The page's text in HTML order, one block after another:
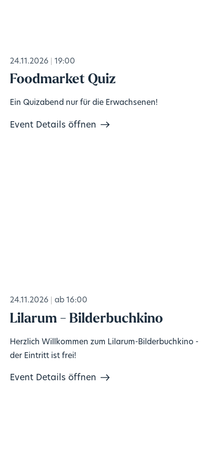
24.11.2026 19:00
Foodmarket Quiz
Ein Quizabend nur für die Erwachsenen!
Event Details öffnen
24.11.2026 ab 16:00
Lilarum - Bilderbuchkino
Herzlich Willkommen zum Lilarum-Bilderbuchkino -
der Eintritt ist frei!
Event Details öffnen